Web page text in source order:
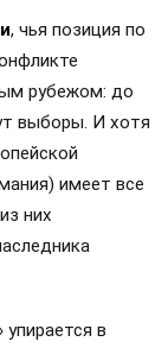
, чья позиция по
рубежом: до
выборы. И хотя
имеет все
них
в